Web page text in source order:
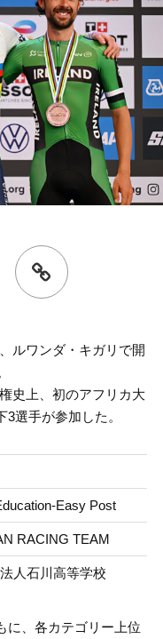
ルワンダ・キガリで開
史上、初のアフリカ大
選手が参加した。
Easy Post
RACING TEAM
人石川高等学校
に、各カテゴリー上位